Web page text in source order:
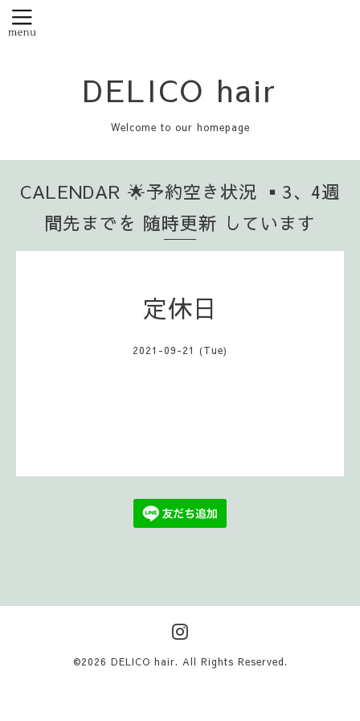
DELICO hair
Welcome to our homepage
CALENDAR 🌟予約空き状況 ▪️3、4週
間先までを 随時更新 しています
定休日
2021-09-21 (Tue)
©2026 DELICO hair. All Rights Reserved.